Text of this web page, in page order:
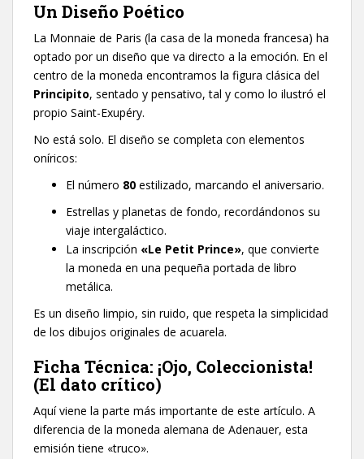
​Un Diseño Poético
​La Monnaie de Paris (la casa de la moneda francesa) ha
optado por un diseño que va directo a la emoción. En el
centro de la moneda encontramos la figura clásica del
Principito, sentado y pensativo, tal y como lo ilustró el
propio Saint-Exupéry.
​No está solo. El diseño se completa con elementos
oníricos:
​El número 80 estilizado, marcando el aniversario.
​Estrellas y planetas de fondo, recordándonos su
viaje intergaláctico.
​La inscripción «Le Petit Prince», que convierte
la moneda en una pequeña portada de libro
metálica.
​Es un diseño limpio, sin ruido, que respeta la simplicidad
de los dibujos originales de acuarela.
​Ficha Técnica: ¡Ojo, Coleccionista!
(El dato crítico)
​Aquí viene la parte más importante de este artículo. A
diferencia de la moneda alemana de Adenauer, esta
emisión tiene «truco».